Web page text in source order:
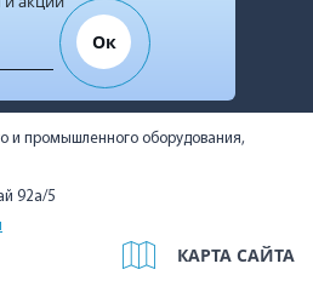
Ок
и промышленного оборудования,
92а/5
КАРТА САЙТА